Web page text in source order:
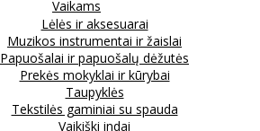
Vaikams
Lėlės ir aksesuarai
Muzikos instrumentai ir žaislai
Papuošalai ir papuošalų dėžutės
Prekės mokyklai ir kūrybai
Taupyklės
Tekstilės gaminiai su spauda
Vaikiški indai